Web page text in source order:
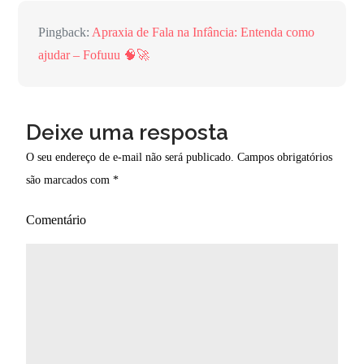
Pingback: Apraxia de Fala na Infância: Entenda como
ajudar – Fofuuu 🧠🚀
Deixe uma resposta
O seu endereço de e-mail não será publicado. Campos obrigatórios
são marcados com*
Comentário